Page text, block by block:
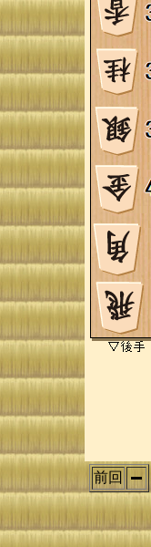
前回